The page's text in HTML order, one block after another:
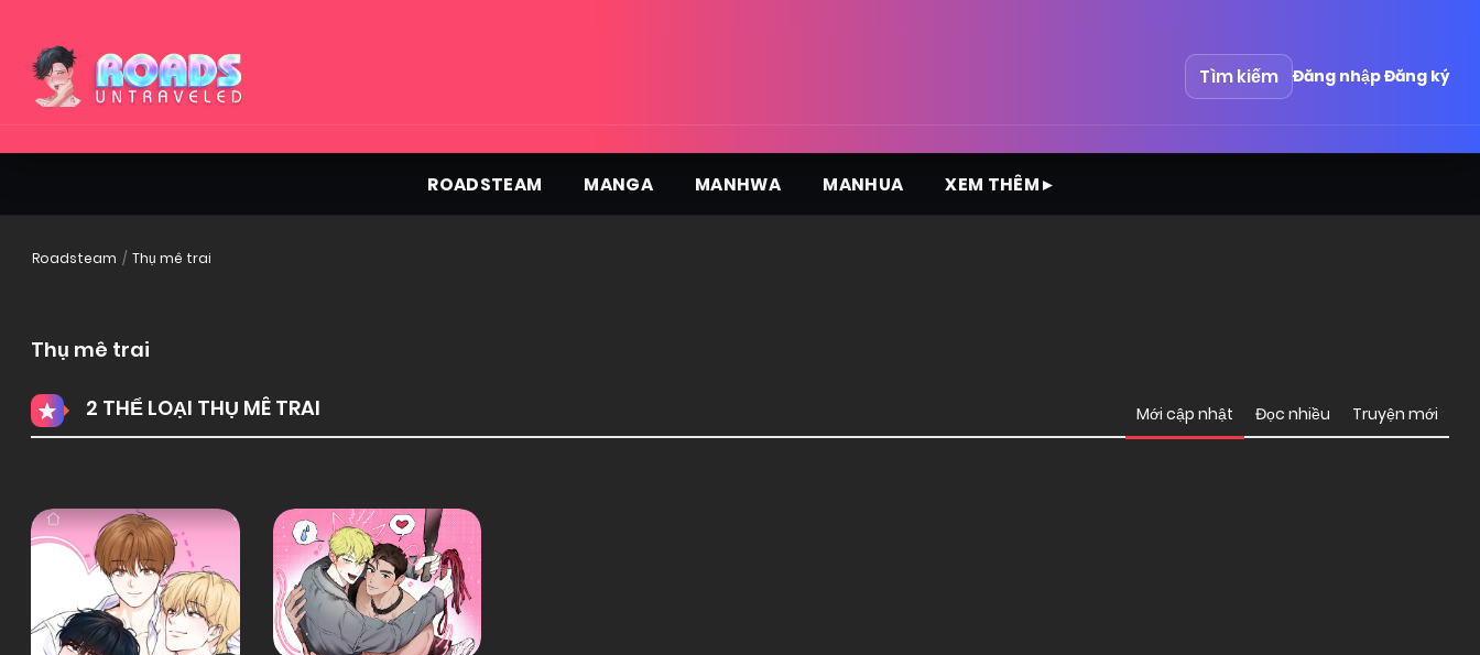
Tìm kiếm Đăng nhậpĐăng ký
ROADSTEAM MANGA MANHWA MANHUA XEM THÊM ▸
Roadsteam Thụ mê trai
Thụ mê trai
2 THỂ LOẠI THỤ MÊ TRAI Mới cập nhật Đọc nhiều Truyện mới